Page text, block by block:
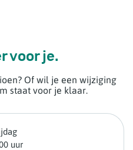
voor je.
Of wil je een wijziging
staat voor je klaar.
uur